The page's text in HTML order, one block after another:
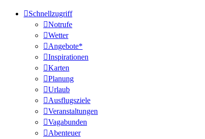
Schnellzugriff
Notrufe
Wetter
Angebote*
Inspirationen
Karten
Planung
Urlaub
Ausflugsziele
Veranstaltungen
Vagabunden
Abenteuer